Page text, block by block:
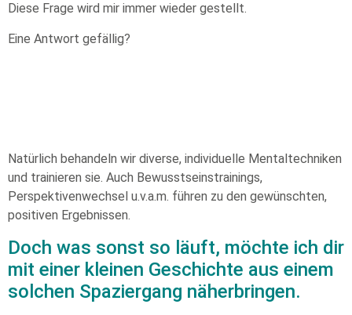
Diese Frage wird mir immer wieder gestellt.
Eine Antwort gefällig?
Natürlich behandeln wir diverse, individuelle Mentaltechniken
und trainieren sie. Auch Bewusstseinstrainings,
Perspektivenwechsel u.v.a.m. führen zu den gewünschten,
positiven Ergebnissen.
Doch was sonst so läuft, möchte ich dir
mit einer kleinen Geschichte aus einem
solchen Spaziergang näherbringen.